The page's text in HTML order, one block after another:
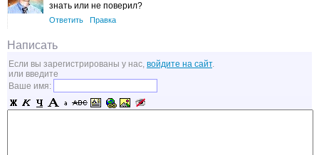
знать или не поверил?
Ответить Правка
Написать
Если вы зарегистрированы у нас, войдите на сайт.
или введите
Ваше имя: